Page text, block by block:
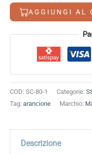
AGGIUNGI AL
Alternative:
COD: SC-80-1 Categorie:
Tag: arancione Marchio:
Descrizione